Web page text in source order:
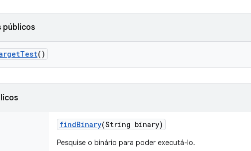
públicos
Test()
findBinary(String binary)
Pesquise o binário para poder executá-lo.